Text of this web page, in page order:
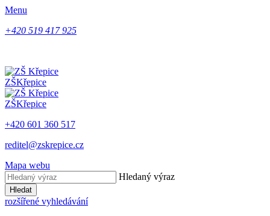
Menu
+420 519 417 925
ZŠKřepice
ZŠKřepice
+420 601 360 517
reditel@zskrepice.cz
Mapa webu
Hledaný výraz
Hledat
rozšířené vyhledávání